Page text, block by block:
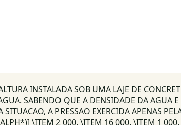
INSTALADA SOB UMA LAJE DE
SABENDO QUE A DENSIDADE DA AGUA
A PRESSAO EXERCIDA APENAS
\ITEM 2 000. \ITEM 16 000. \ITEM 1